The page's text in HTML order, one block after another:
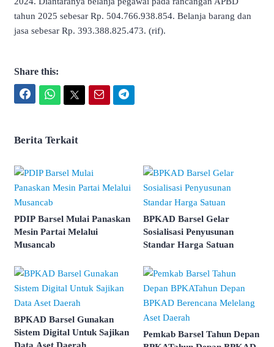
tahun 2025 sebesar Rp. 504.766.938.854. Belanja barang dan
jasa sebesar Rp. 393.388.825.473. (rif).
Share this:
Berita Terkait
PDIP Barsel Mulai Panaskan
Mesin Partai Melalui
Musancab
BPKAD Barsel Gelar
Sosialisasi Penyusunan
Standar Harga Satuan
BPKAD Barsel Gunakan
Sistem Digital Untuk Sajikan
Pemkab Barsel Tahun Depan